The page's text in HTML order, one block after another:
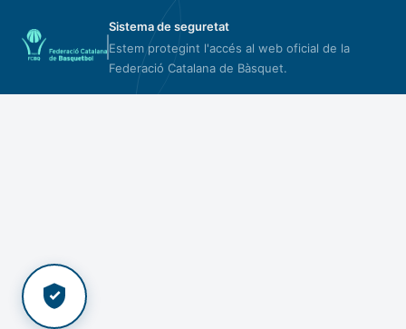
Sistema de seguretat
Estem protegint l'accés al web oficial de la
Federació Catalana de Bàsquet.